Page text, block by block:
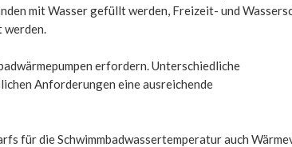
mit Wasser gefüllt werden, Freizeit- und
werden.
erfordern. Unterschiedliche
Anforderungen eine ausreichende
für die Schwimmbadwassertemperatur auch